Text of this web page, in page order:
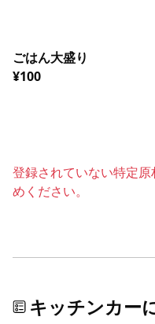
ごはん大盛り
¥100
登録されていない特定
めください。
キッチンカー